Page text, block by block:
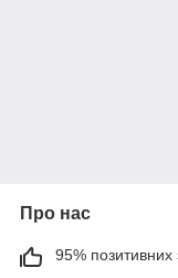
Про нас
95% позитивних